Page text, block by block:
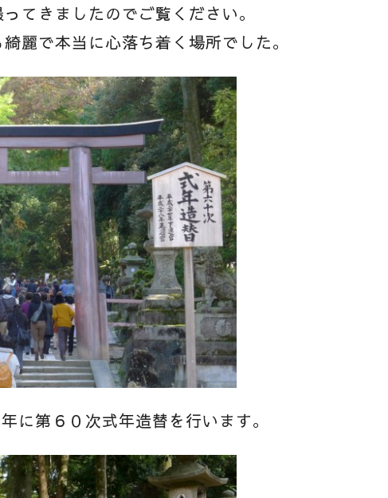
てきましたのでご覧ください。
麗で本当に心落ち着く場所でした。
に第６０次式年造替を行います。